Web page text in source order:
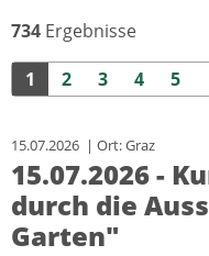
734 Ergebnisse
1 2 3 4 5
15.07.2026 | Ort: Graz
15.07.2026 -
durch die
Garten"